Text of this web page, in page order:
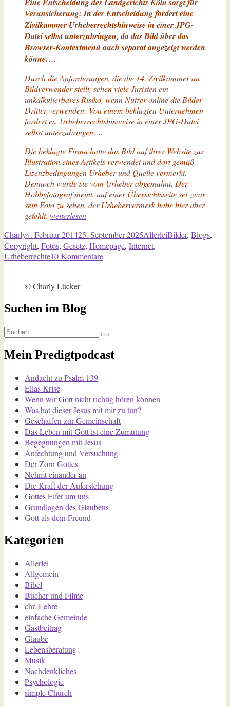
Verunsicherung: In der Entscheidung fordert eine
Zivilkammer Urheberrechtshinweise in einer JPG-
Datei selbst unterzubringen, da das Bild über das
Browser-Kontextmenü auch separat angezeigt werden
könne….
Durch die Anforderungen, die die 14. Zivilkammer an
Bildverwender stellt, sehen viele Juristen ein
unkalkulierbares Risiko, wenn Nutzer online die Bilder
Dritter verwenden: Von einem beklagten Unternehmen
fordert es, Urheberrechtshinweise in einer JPG-Datei
selbst unterzubringen….
Die beklagte Firma hatte das Bild auf ihrer Website zur
Illustration eines Artikels verwendet und dort gemäß
Lizenzbedingungen Urheber und Quelle vermerkt.
Dennoch wurde sie vom Urheber abgemahnt. Der
Hobbyfotograf meint, auf einer Übersichtsseite sei zwar
sein Foto zu sehen, der Urhebervermerk habe hier aber
gefehlt. „Bedenkliches
zu
Bildurheberrechten
/
weiterlesen
Autor
CharlyVeröffentlicht
am
4. Februar 201425. September 2025Kategorien
AllerleiSchlagwörter
Bilder, Blogs,
Copyright, Fotos, Gesetz, Homepage, Internet,
Urheberrechte10 Kommentarezu
© Charly Lücker
Suchen im Blog
Suchen
Suchen
Mein Predigtpodcast
Andacht zu Psalm 139
Elias Krise
Wenn wir Gott nicht richtig hören können
Was hat dieser Jesus mit mir zu tun?
Geschaffen zur Gemeinschaft
Das Leben mit Gott ist eine Zumutung
Begegnungen mit Jesus
Anfechtung und Versuchung
Der Zorn Gottes
Nehmt einander an
Die Kraft der Auferstehung
Gottes Eifer um uns
Grundlagen des Glaubens
Gott als dein Freund
Kategorien
Allerlei
Allgemein
Bibel
Bücher und Filme
chr. Lehre
einfache Gemeinde
Gastbeitrag
Glaube
Lebensberatung
Musik
Nachdenkliches
Psychologie
simple Church